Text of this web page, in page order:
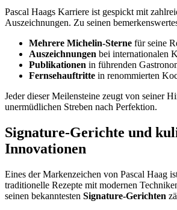
Pascal Haags Karriere ist gespickt mit
Auszeichnungen. Zu seinen
Mehrere Michelin-Sterne für seine
Auszeichnungen bei internationalen
Publikationen in führenden
Fernsehauftritte in renommierten
Jeder dieser Meilensteine zeugt von seiner
unermüdlichen Streben nach Perfektion.
Signature-Gerichte und
Innovationen
Eines der Markenzeichen von Pascal Haag
traditionelle Rezepte mit modernen
seinen bekanntesten Signature-Gerichten